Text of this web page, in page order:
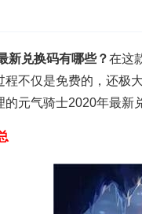
新兑换码有哪些？在这
程不仅是免费的，还极
元气骑士2020年最新